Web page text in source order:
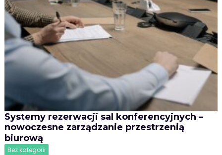
Systemy rezerwacji sal konferencyjnych –
nowoczesne zarządzanie przestrzenią
biurową
Bez kategorii